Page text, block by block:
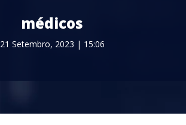
médicos
21 Setembro, 2023 | 15:06